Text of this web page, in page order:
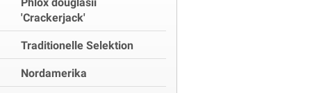
'Crackerjack'
Traditionelle Selektion
Nordamerika